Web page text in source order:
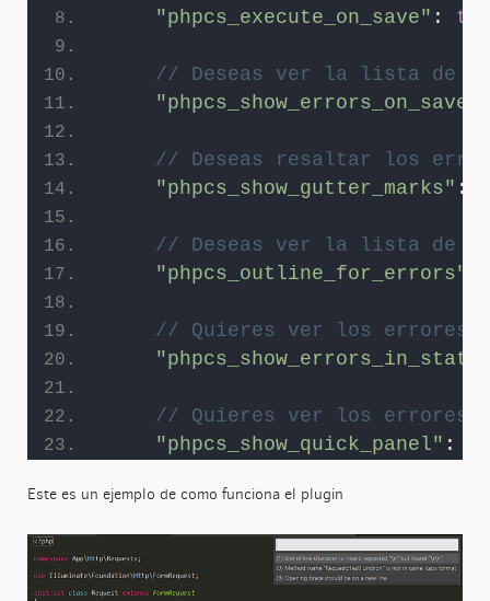
"phpcs_execute_on_save" :
// Deseas ver la lista de
"phpcs_show_errors_on_save"
// Deseas resaltar los
"phpcs_show_gutter_marks" :
// Deseas ver la lista de
"phpcs_outline_for_errors"
// Quieres ver los errores
// Quieres ver los errores
"phpcs_show_quick_panel" :
Este es un ejemplo de como funciona el plugin